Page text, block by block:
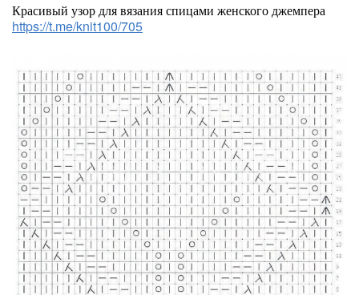
Красивый узор для вязания спицами женского джемпера
https://t.me/knit100/705